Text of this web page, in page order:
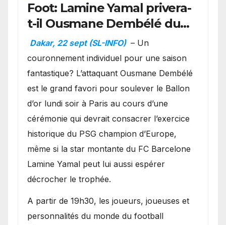
Foot: Lamine Yamal privera-
t-il Ousmane Dembélé du
Ballon d’or ?
Dakar, 22 sept (SL-INFO) – Un
couronnement individuel pour une saison
fantastique? L’attaquant Ousmane Dembélé
est le grand favori pour soulever le Ballon
d’or lundi soir à Paris au cours d’une
cérémonie qui devrait consacrer l’exercice
historique du PSG champion d’Europe,
même si la star montante du FC Barcelone
Lamine Yamal peut lui aussi espérer
décrocher le trophée.
A partir de 19h30, les joueurs, joueuses et
personnalités du monde du football